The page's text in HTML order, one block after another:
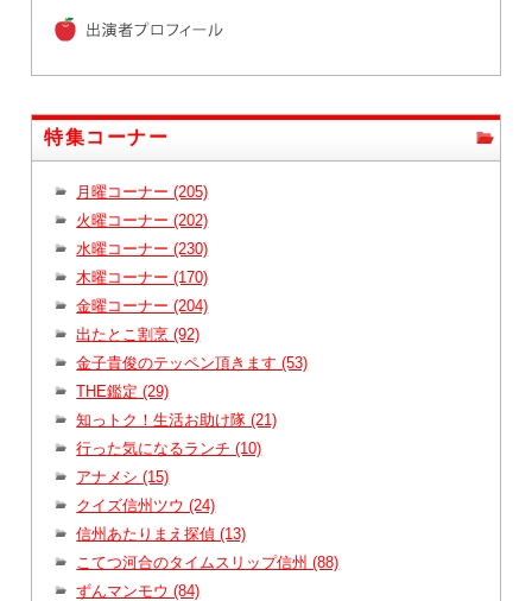
特集コーナー
月曜コーナー (205)
火曜コーナー (202)
水曜コーナー (230)
木曜コーナー (170)
金曜コーナー (204)
出たとこ割烹 (92)
金子貴俊のテッペン頂きます (53)
THE鑑定 (29)
知っトク！生活お助け隊 (21)
行った気になるランチ (10)
アナメシ (15)
クイズ信州ツウ (24)
信州あたりまえ探偵 (13)
こてつ河合のタイムスリップ信州 (88)
ずんマンモウ (84)